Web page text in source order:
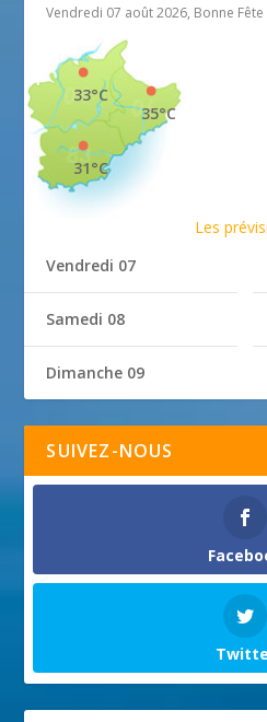
Vendredi 07 août 2026, Bonne Fête
35°C
33°C
31°C
Les
Vendredi 07
Samedi 08
Dimanche 09
SUIVEZ-NOUS